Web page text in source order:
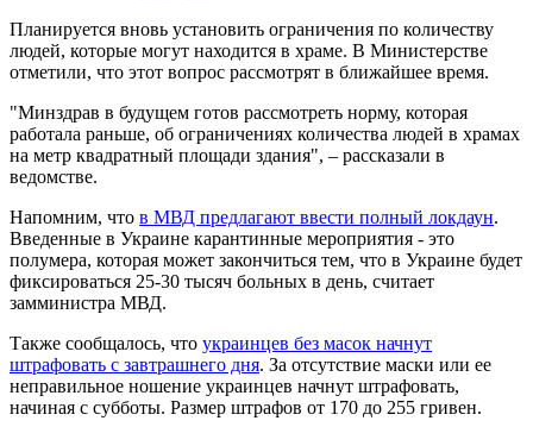
Планируется вновь установить ограничения по количеству
людей, которые могут находится в храме. В Министерстве
отметили, что этот вопрос рассмотрят в ближайшее время.
"Минздрав в будущем готов рассмотреть норму, которая
работала раньше, об ограничениях количества людей в храмах
на метр квадратный площади здания", – рассказали в
ведомстве.
Напомним, что в МВД предлагают ввести полный локдаун.
Введенные в Украине карантинные мероприятия - это
полумера, которая может закончиться тем, что в Украине будет
фиксироваться 25-30 тысяч больных в день, считает
замминистра МВД.
Также сообщалось, что украинцев без масок начнут
штрафовать с завтрашнего дня. За отсутствие маски или ее
неправильное ношение украинцев начнут штрафовать,
начиная с субботы. Размер штрафов от 170 до 255 гривен.